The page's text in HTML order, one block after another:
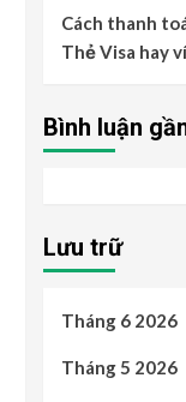
Cách thanh
Thẻ Visa hay
Bình luận
Lưu trữ
Tháng 6 2026
Tháng 5 2026